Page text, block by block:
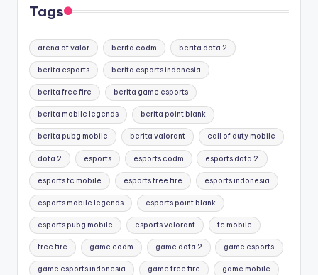
Tags
arena of valor berita codm berita dota 2
berita esports berita esports indonesia
berita free fire berita game esports
berita mobile legends berita point blank
berita pubg mobile berita valorant call of duty mobile
dota 2 esports esports codm esports dota 2
esports fc mobile esports free fire esports indonesia
esports mobile legends esports point blank
esports pubg mobile esports valorant fc mobile
free fire game codm game dota 2 game esports
game esports indonesia game free fire game mobile